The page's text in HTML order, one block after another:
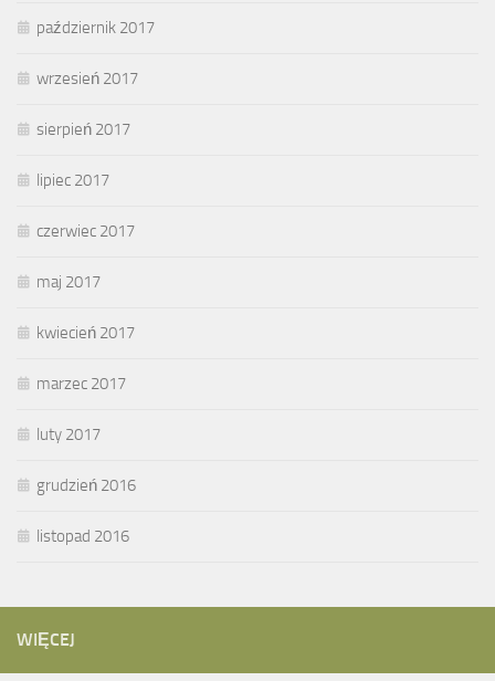
październik 2017
wrzesień 2017
sierpień 2017
lipiec 2017
czerwiec 2017
maj 2017
kwiecień 2017
marzec 2017
luty 2017
grudzień 2016
listopad 2016
WIĘCEJ